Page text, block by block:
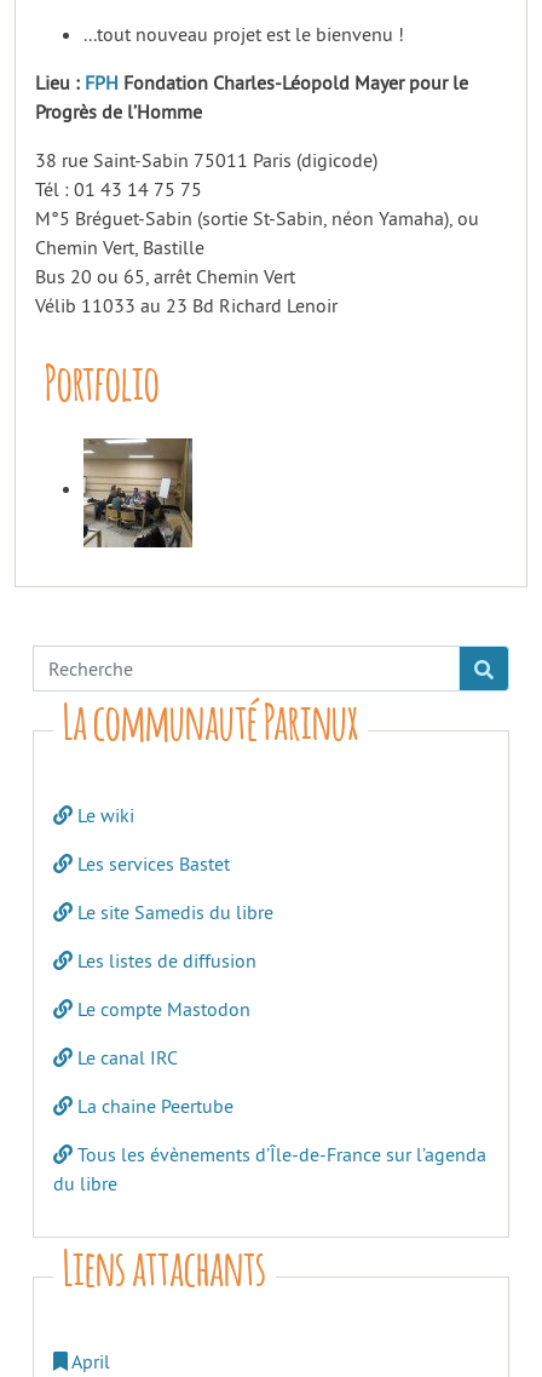
...tout nouveau projet est le bienvenu !
Lieu : FPH Fondation Charles-Léopold Mayer pour le
Progrès de l’Homme
38 rue Saint-Sabin 75011 Paris (digicode)
Tél : 01 43 14 75 75
M°5 Bréguet-Sabin (sortie St-Sabin, néon Yamaha), ou
Chemin Vert, Bastille
Bus 20 ou 65, arrêt Chemin Vert
Vélib 11033 au 23 Bd Richard Lenoir
Portfolio
La communauté Parinux
Le wiki
Les services Bastet
Le site Samedis du libre
Les listes de diffusion
Le compte Mastodon
Le canal IRC
La chaine Peertube
Tous les évènements d’Île-de-France sur l’agenda
du libre
Liens attachants
April